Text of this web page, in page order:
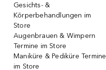
Gesichts- &
Körperbehandlungen im
Store
Augenbrauen & Wimpern
Termine im Store
Maniküre & Pediküre Termine
im Store